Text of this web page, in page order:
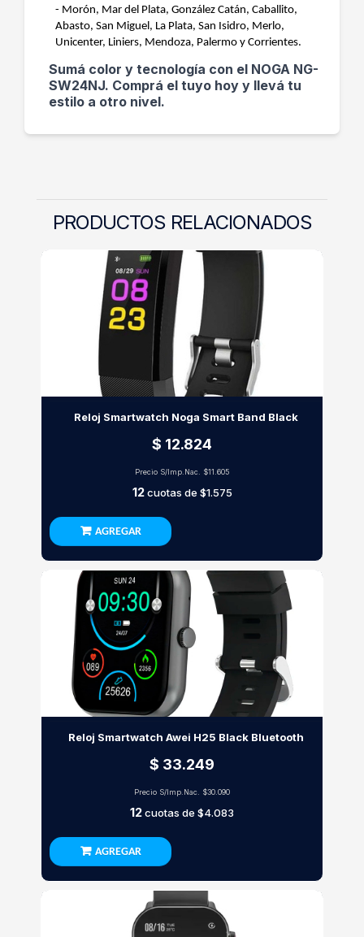
- Morón, Mar del Plata, González Catán, Caballito,
Abasto, San Miguel, La Plata, San Isidro, Merlo,
Unicenter, Liniers, Mendoza, Palermo y Corrientes.
Sumá color y tecnología con el NOGA NG-
SW24NJ. Comprá el tuyo hoy y llevá tu
estilo a otro nivel.
PRODUCTOS RELACIONADOS
Reloj Smartwatch Noga Smart Band Black
$ 12.824
Precio S/Imp.Nac. $11.605
12cuotas de $1.575
AGREGAR
Reloj Smartwatch Awei H25 Black Bluetooth
$ 33.249
Precio S/Imp.Nac. $30.090
12cuotas de $4.083
AGREGAR